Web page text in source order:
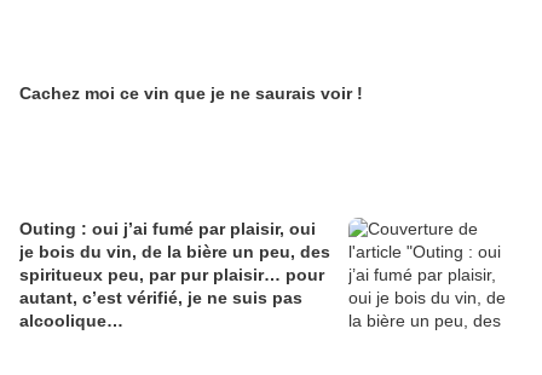
Cachez moi ce vin que je ne saurais voir !
Outing : oui j’ai fumé par plaisir, oui
je bois du vin, de la bière un peu, des
spiritueux peu, par pur plaisir… pour
autant, c’est vérifié, je ne suis pas
alcoolique…